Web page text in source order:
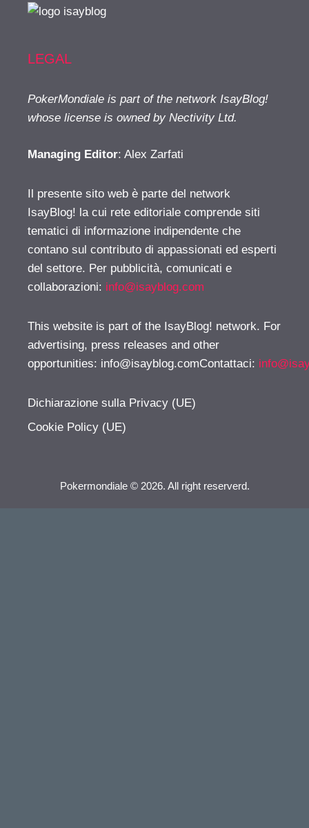
LEGAL
PokerMondiale is part of the network IsayBlog!
whose license is owned by Nectivity Ltd.
Managing Editor: Alex Zarfati
Il presente sito web è parte del network
IsayBlog! la cui rete editoriale comprende siti
tematici di informazione indipendente che
contano sul contributo di appassionati ed esperti
del settore. Per pubblicità, comunicati e
collaborazioni: info@isayblog.com
This website is part of the IsayBlog! network. For
advertising, press releases and other
opportunities: info@isayblog.comContattaci:
Dichiarazione sulla Privacy (UE)
Cookie Policy (UE)
Pokermondiale © 2026. All right reserverd.